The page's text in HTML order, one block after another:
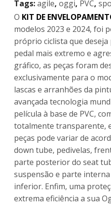
Tags:agile, oggi, PVC,
O KIT DE
modelos 2023 e 2024, foi
próprio ciclista que
pedal mais extremo e
gráfico, as peças foram
exclusivamente para o
lascas e arranhões da
avançada tecnologia
película à base de PVC,
totalmente transparente,
peças pode variar de
down tube, pedivelas,
parte posterior do seat
suspensão e parte
inferior. Enfim, uma
extrema eficiência a sua